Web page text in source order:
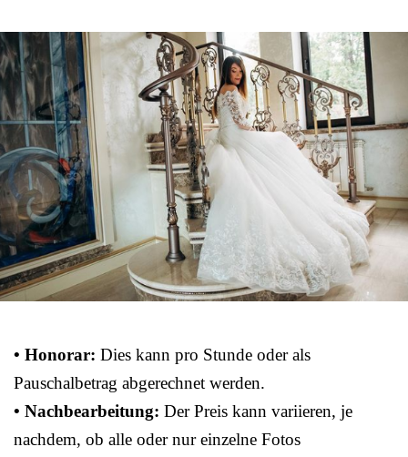
• Honorar: Dies kann pro Stunde oder als
Pauschalbetrag abgerechnet werden.
• Nachbearbeitung: Der Preis kann variieren, je
nachdem, ob alle oder nur einzelne Fotos